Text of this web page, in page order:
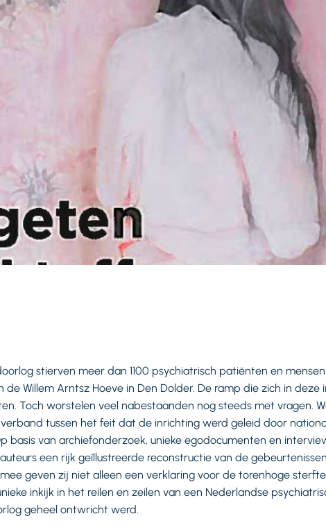
stierven meer dan 1100 psychiatrisch patiënten en
Willem Arntsz Hoeve in Den Dolder. De ramp die zich in deze
Toch worstelen veel nabestaanden nog steeds met vragen.
tussen het feit dat de inrichting werd geleid door
basis van archiefonderzoek, unieke egodocumenten en
een rijk geïllustreerde reconstructie van de
geven zij niet alleen een verklaring voor de torenhoge
inkijk in het reilen en zeilen van een Nederlandse
geheel ontwricht werd.